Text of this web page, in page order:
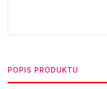
POPIS PRODUKTU